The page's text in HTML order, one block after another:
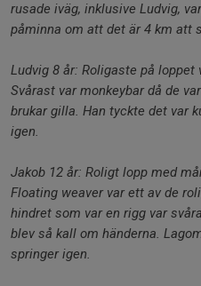
rusade iväg, inklusive Ludvig,
påminna om att det är 4 km att
Ludvig 8 år: Roligaste på
Svårast var monkeybar då de
brukar gilla. Han tyckte det var
igen.
Jakob 12 år: Roligt lopp med
Floating weaver var ett av de
hindret som var en rigg var
blev så kall om händerna.
springer igen.